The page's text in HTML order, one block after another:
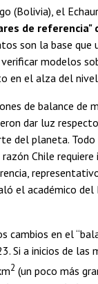
(Bolivia), el
de referencia"
son la base
modelos
en el alza del
de balance de
dar luz
del planeta. Todo
Chile
el académico del
cambios en el
Si a inicios de las
2 (un poco más